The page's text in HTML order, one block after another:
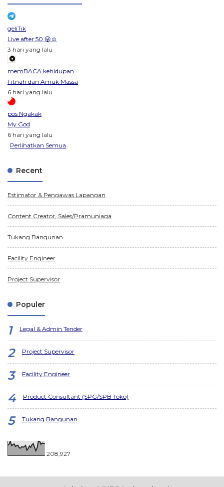
geliTik
Live after 50 😜☺️
3 hari yang lalu
memBACA kehidupan
Fitnah dan Amuk Massa
6 hari yang lalu
pos Ngakak
My God
6 hari yang lalu
Perlihatkan Semua
Recent
Estimator & Pengawas Lapangan
Content Creator, Sales/Pramuniaga
Tukang Bangunan
Facility Engineer
Project Supervisor
Populer
Legal & Admin Tender
Project Supervisor
Facility Engineer
Product Consultant (SPG/SPB Toko)
Tukang Bangunan
208,927